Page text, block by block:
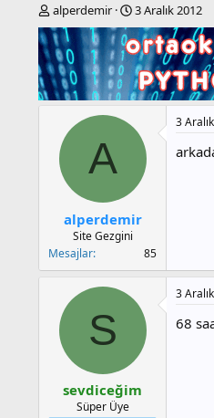
K
o
n
b
u
y
alperdemir
B
a
ş
l
a
n
ı
r
h
3 Aralık 2012
A
alperdemir
Site Gezgini
Mesajlar
85
3
S
sevdiceğim
Süper Üye
3
68